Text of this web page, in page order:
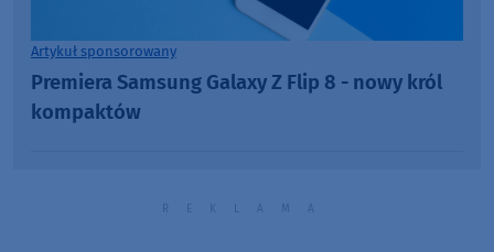
Artykuł sponsorowany
Premiera Samsung Galaxy Z Flip 8 - nowy król
kompaktów